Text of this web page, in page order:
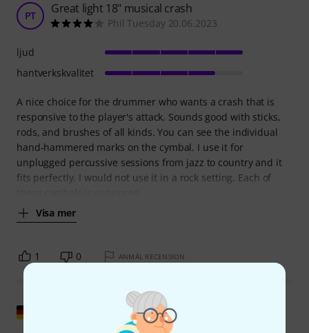
PT Great light 18" musical crash
Phil Tuesday 20.06.2023
A nice choice for the drummer who wants a crash that is
responsive to the player's attack. Sounds good with sticks,
rods, and brushes of all kinds. You can see the individual
hand-hammered marks on the cymbal. I use it for
unplugged percussive sessions from jazz to country and it
fits perfectly. I would not use it in a rock setting. Each of
Visa mer
ljud
hantverkskvalitet
1 0 ANMÄL RECENSION